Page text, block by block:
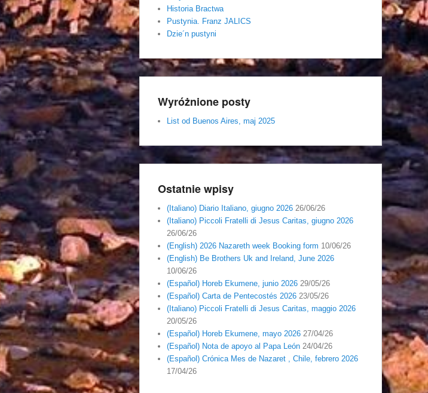
Historia Bractwa
Pustynia. Franz JALICS
Dzie´n pustyni
Wyróżnione posty
List od Buenos Aires, maj 2025
Ostatnie wpisy
(Italiano) Diario Italiano, giugno 2026 26/06/26
(Italiano) Piccoli Fratelli di Jesus Caritas, giugno 2026
26/06/26
(English) 2026 Nazareth week Booking form 10/06/26
(English) Be Brothers Uk and Ireland, June 2026
10/06/26
(Español) Horeb Ekumene, junio 2026 29/05/26
(Español) Carta de Pentecostés 2026 23/05/26
(Italiano) Piccoli Fratelli di Jesus Caritas, maggio 2026
20/05/26
(Español) Horeb Ekumene, mayo 2026 27/04/26
(Español) Nota de apoyo al Papa León 24/04/26
(Español) Crónica Mes de Nazaret , Chile, febrero 2026
17/04/26